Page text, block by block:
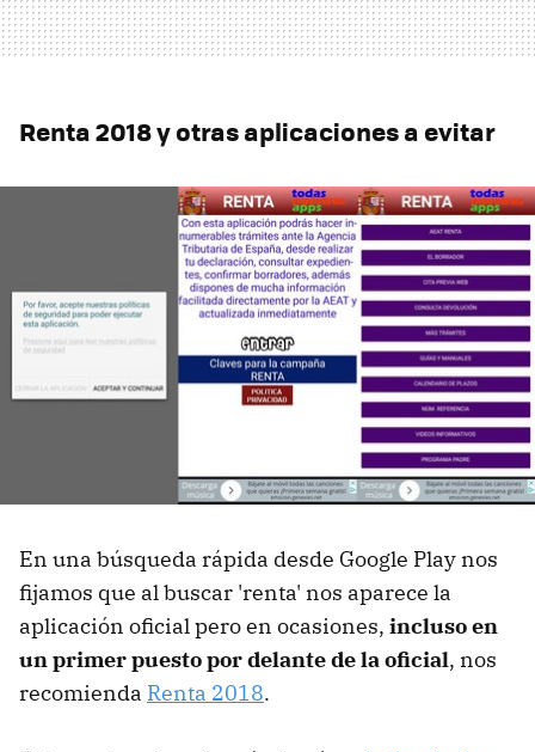
Renta 2018 y otras aplicaciones a evitar
En una búsqueda rápida desde Google Play nos
fijamos que al buscar 'renta' nos aparece la
aplicación oficial pero en ocasiones, incluso en
un primer puesto por delante de la oficial, nos
recomienda Renta 2018.